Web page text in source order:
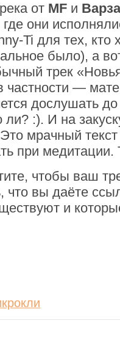
от MF и
где они
Ti для тех, кто
было), а
трек
частности —
дослушать
:). И на
мрачный
при медитации.
чтобы ваш
что вы даёте
и